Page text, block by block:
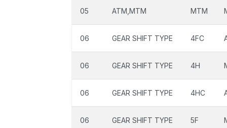
05 ATM,MTM MTM
06 GEAR SHIFT TYPE 4FC
06 GEAR SHIFT TYPE 4H
06 GEAR SHIFT TYPE 4HC
06 GEAR SHIFT TYPE 5F